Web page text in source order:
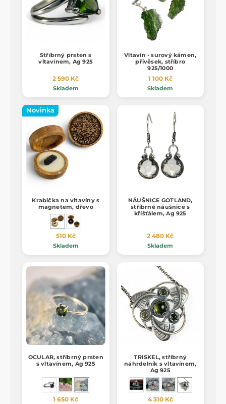
Stříbrný prsten s
vltavínem, Ag 925
2 590 Kč
Skladem
Vltavín - surový kámen,
přívěsek, stříbro
925/1000
1 100 Kč
Skladem
Novinka
Krabička na vltavíny s
magnetem, dřevo
510 Kč
Skladem
NÁUŠNICE GOTLAND,
stříbrné náušnice s
kříšťálem, Ag 925
2 480 Kč
Skladem
OCULAR, stříbrný prsten
s vltavínem, Ag 925
1 650 Kč
TRISKEL, stříbrný
náhrdelník s vltavínem,
Ag 925
4 310 Kč